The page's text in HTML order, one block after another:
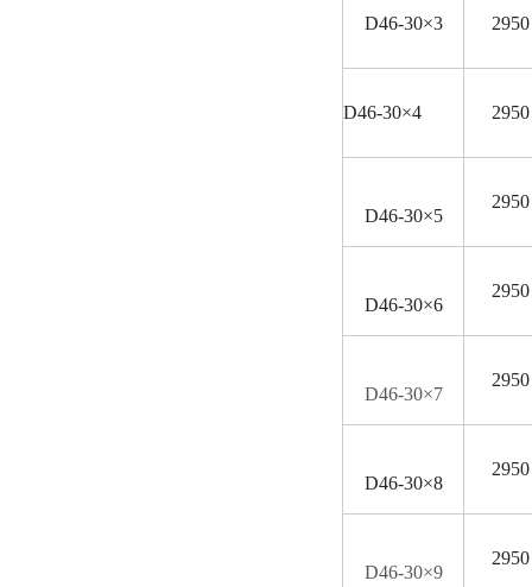
D46-30×3 2950
D46-30×4 2950
D46-30×5
2950
D46-30×6
2950
D46-30×7
2950
D46-30×8
2950
D46-30×9
2950